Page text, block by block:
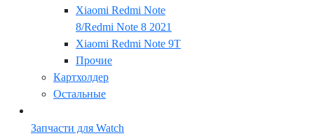
Xiaomi Redmi Note
8/Redmi Note 8 2021
Xiaomi Redmi Note 9T
Прочие
Картхолдер
Остальные
Запчасти для Watch